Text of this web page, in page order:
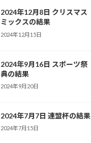
2024年12月8日 クリスマス
ミックスの結果
2024年12月15日
2024年9月16日 スポーツ祭
典の結果
2024年9月20日
2024年7月7日 連盟杯の結果
2024年7月15日